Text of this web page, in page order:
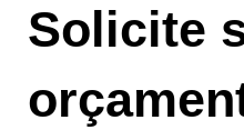
Solicite